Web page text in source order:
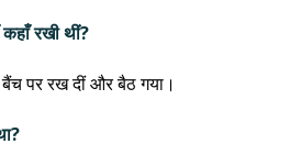
रखी थीं?
पर रख दीं और बैठ गया।